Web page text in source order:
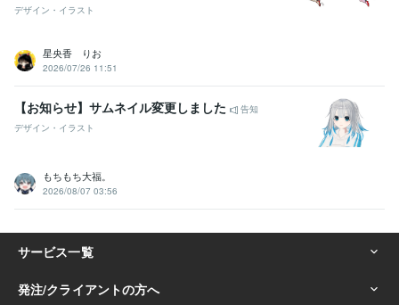
デザイン・イラスト
星央香 りお
2026/07/26 11:51
【お知らせ】サムネイル変更しました
告知
デザイン・イラスト
もちもち大福。
2026/08/07 03:56